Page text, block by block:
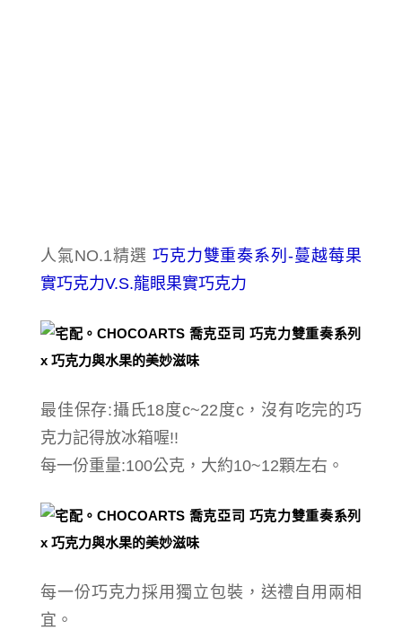
人氣NO.1精選 巧克力雙重奏系列-蔓越莓果
實巧克力V.S.龍眼果實巧克力
最佳保存:攝氏18度c~22度c，沒有吃完的巧
克力記得放冰箱喔!!
每一份重量:100公克，大約10~12顆左右。
每一份巧克力採用獨立包裝，送禮自用兩相
宜。